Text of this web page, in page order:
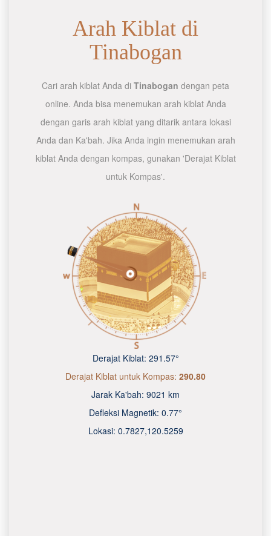
Arah Kiblat di
Tinabogan
Cari arah kiblat Anda di Tinabogan dengan peta
online. Anda bisa menemukan arah kiblat Anda
dengan garis arah kiblat yang ditarik antara lokasi
Anda dan Ka'bah. Jika Anda ingin menemukan arah
kiblat Anda dengan kompas, gunakan 'Derajat Kiblat
untuk Kompas'.
Derajat Kiblat: 291.57°
Derajat Kiblat untuk Kompas: 290.80
Jarak Ka'bah: 9021 km
Defleksi Magnetik: 0.77°
Lokasi: 0.7827,120.5260